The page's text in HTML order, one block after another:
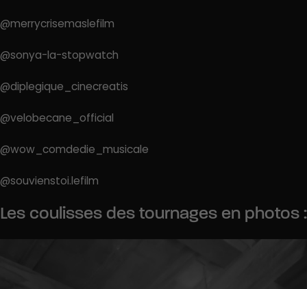
@merrycrisemaslefilm
@sonya-la-stopwatch
@diplegique_cinecreatis
@velobecane_official
@wow_comdedie_musicale
@souvienstoi.lefilm
Les coulisses des tournages en photos :